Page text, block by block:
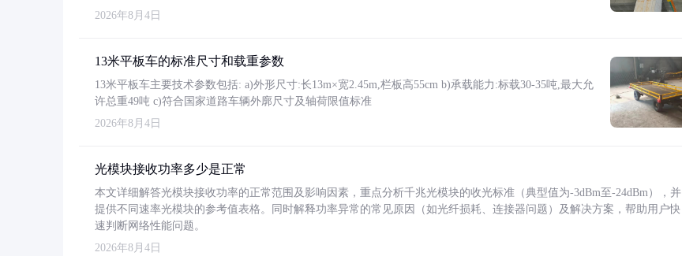
2026年8月4日
13米平板车的标准尺寸和载重参数
13米平板车主要技术参数包括: a)外形尺寸:长13m×宽2.45m,栏板高55cm b)承载能力:标载30-35吨,最大允
许总重49吨 c)符合国家道路车辆外廓尺寸及轴荷限值标准
2026年8月4日
光模块接收功率多少是正常
本文详细解答光模块接收功率的正常范围及影响因素，重点分析千兆光模块的收光标准（典型值为-3dBm至-24dBm），并
提供不同速率光模块的参考值表格。同时解释功率异常的常见原因（如光纤损耗、连接器问题）及解决方案，帮助用户快
速判断网络性能问题。
2026年8月4日